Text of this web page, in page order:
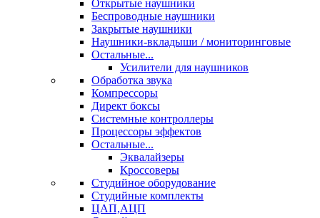
Открытые наушники
Беспроводные наушники
Закрытые наушники
Наушники-вкладыши / мониторинговые
Остальные...
Усилители для наушников
Обработка звука
Компрессоры
Директ боксы
Системные контроллеры
Процессоры эффектов
Остальные...
Эквалайзеры
Кроссоверы
Студийное оборудование
Студийные комплекты
ЦАП,АЦП